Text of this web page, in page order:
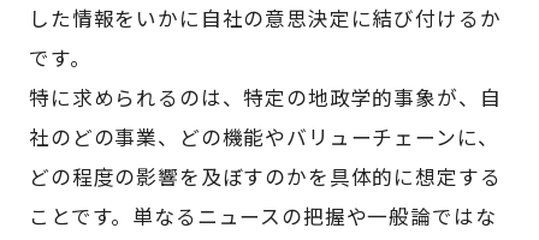
した情報をいかに自社の意思決定に結び付けるか
です。
特に求められるのは、特定の地政学的事象が、自
社のどの事業、どの機能やバリューチェーンに、
どの程度の影響を及ぼすのかを具体的に想定する
ことです。単なるニュースの把握や一般論ではな